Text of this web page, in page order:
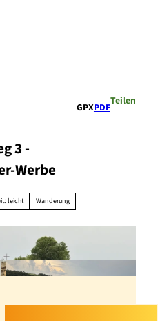
GPXPDF
Teilen
3 -
Werbe
leicht Wanderung